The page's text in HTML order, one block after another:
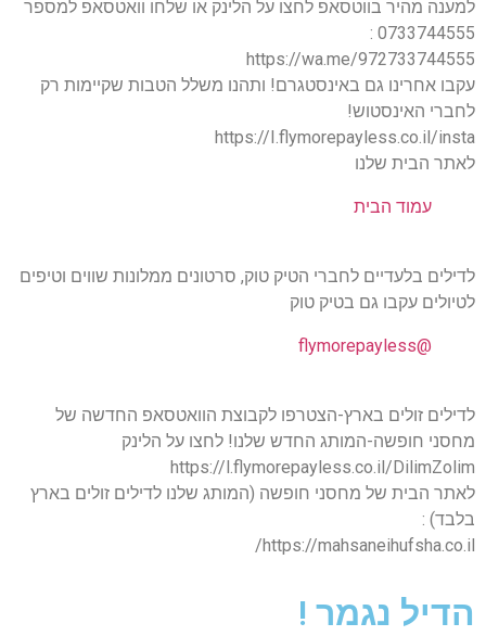
למענה מהיר בווטסאפ לחצו על הלינק או שלחו וואטסאפ למספר
0733744555 :
https://wa.me/972733744555
עקבו אחרינו גם באינסטגרם! ותהנו משלל הטבות שקיימות רק
לחברי האינסטוש!
https://I.flymorepayless.co.il/insta
לאתר הבית שלנו
עמוד הבית
לדילים בלעדיים לחברי הטיק טוק, סרטונים ממלונות שווים וטיפים
לטיולים עקבו גם בטיק טוק
@flymorepayless
לדילים זולים בארץ-הצטרפו לקבוצת הוואטסאפ החדשה של
מחסני חופשה-המותג החדש שלנו! לחצו על הלינק
https://l.flymorepayless.co.il/DilimZolim
לאתר הבית של מחסני חופשה (המותג שלנו לדילים זולים בארץ
בלבד) :
https://mahsaneihufsha.co.il/
הדיל נגמר !